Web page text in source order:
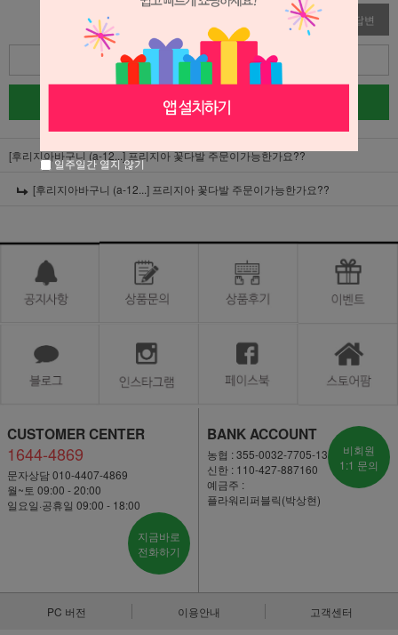
삭제 답변
목록
글쓰기
[후리지아바구니 (a-12...]프리지아 꽃다발 주문이가능한가요??
[후리지아바구니 (a-12...] 프리지아 꽃다발 주문이가능한가요??
CUSTOMER CENTER
1644-4869
문자상담 010-4407-4869
월~토 09:00 - 20:00
일요일·공휴일 09:00 - 18:00
지금바로
전화하기
BANK ACCOUNT
농협 : 355-0032-7705-13
신한 : 110-427-887160
예금주 :
플라워리퍼블릭(박상현)
비회원
1:1 문의
PC 버전 이용안내 고객센터
일주일간 열지 않기